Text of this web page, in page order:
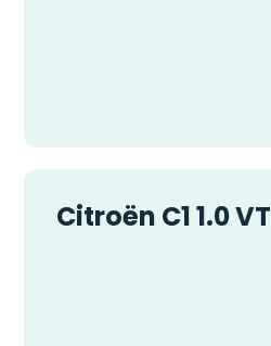
Citroën C1 1.0